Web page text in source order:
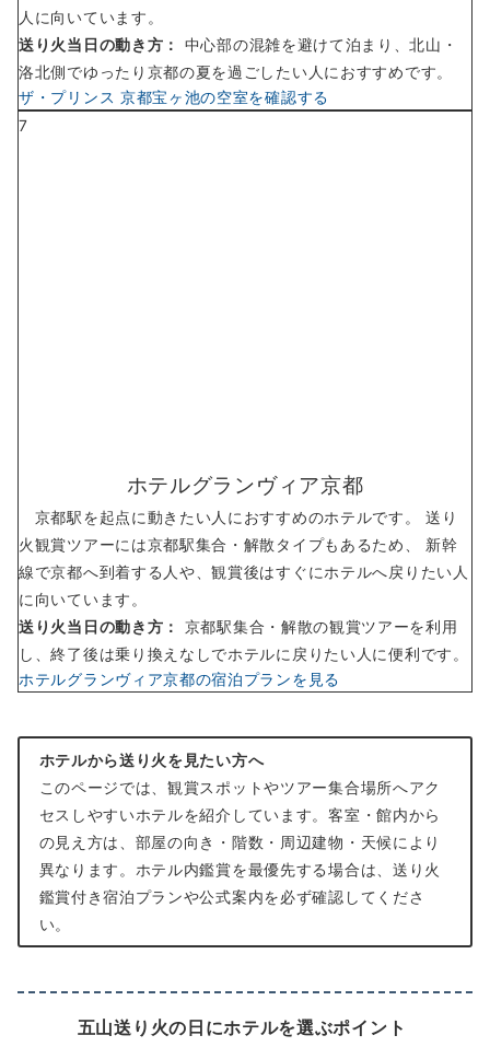
人に向いています。
送り火当日の動き方：
中心部の混雑を避けて泊まり、北山・
洛北側でゆったり京都の夏を過ごしたい人におすすめです。
ザ・プリンス 京都宝ヶ池の空室を確認する
7
ホテルグランヴィア京都
京都駅を起点に動きたい人におすすめのホテルです。 送り
火観賞ツアーには京都駅集合・解散タイプもあるため、 新幹
線で京都へ到着する人や、観賞後はすぐにホテルへ戻りたい人
に向いています。
送り火当日の動き方：
京都駅集合・解散の観賞ツアーを利用
し、終了後は乗り換えなしでホテルに戻りたい人に便利です。
ホテルグランヴィア京都の宿泊プランを見る
ホテルから送り火を見たい方へ
このページでは、観賞スポットやツアー集合場所へアク
セスしやすいホテルを紹介しています。客室・館内から
の見え方は、部屋の向き・階数・周辺建物・天候により
異なります。ホテル内鑑賞を最優先する場合は、送り火
鑑賞付き宿泊プランや公式案内を必ず確認してくださ
い。
五山送り火の日にホテルを選ぶポイント